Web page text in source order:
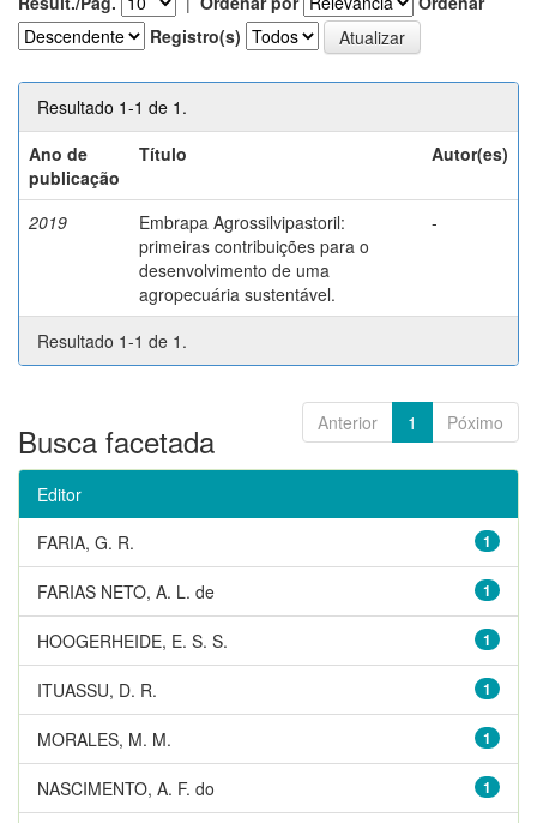
Registro(s)
Resultado 1-1 de 1.
Ano de
publicação
Título Autor(es)
2019
Embrapa Agrossilvipastoril:
primeiras contribuições para o
desenvolvimento de uma
agropecuária sustentável.
-
Resultado 1-1 de 1.
Anterior 1 Póximo
Busca facetada
Editor
1
FARIA, G. R.
1
FARIAS NETO, A. L. de
1
HOOGERHEIDE, E. S. S.
1
ITUASSU, D. R.
1
MORALES, M. M.
1
NASCIMENTO, A. F. do